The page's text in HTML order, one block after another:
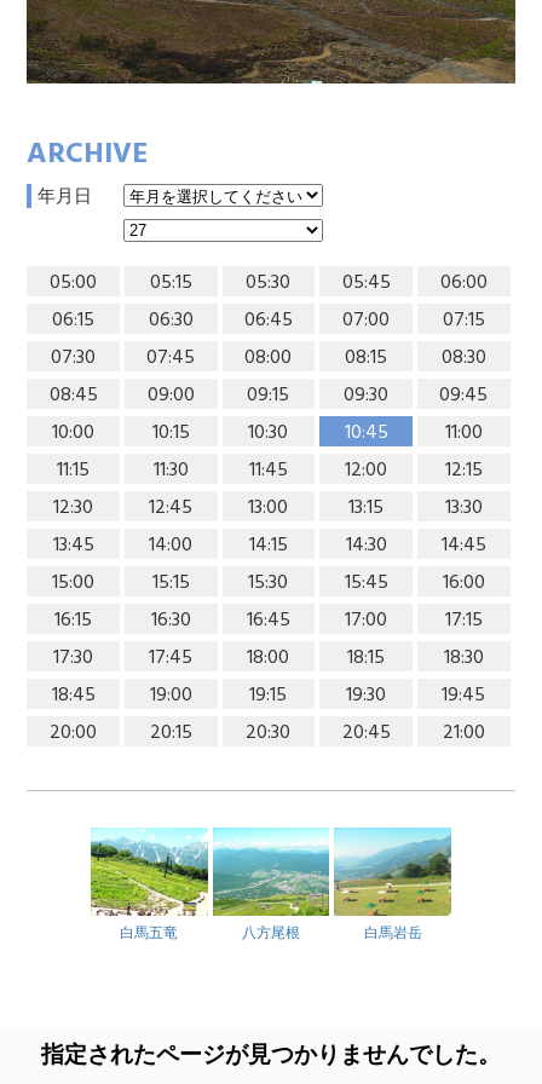
ARCHIVE
年月日
05:00 05:15 05:30 05:45
06:00
06:15
06:30 06:45 07:00
07:15
07:30
07:45 08:00 08:15
08:30
08:45
09:00 09:15 09:30
09:45
10:00
10:15 10:30 10:45
11:00
11:15
11:30 11:45 12:00
12:15
12:30
12:45 13:00 13:15
13:30
13:45
14:00 14:15 14:30
14:45
15:00
15:15 15:30 15:45
16:00
16:15
16:30 16:45 17:00
17:15
17:30
17:45 18:00 18:15
18:30
18:45
19:00 19:15 19:30
19:45
20:00
20:15 20:30 20:45 21:00
白馬五竜 八方尾根 白馬岩岳